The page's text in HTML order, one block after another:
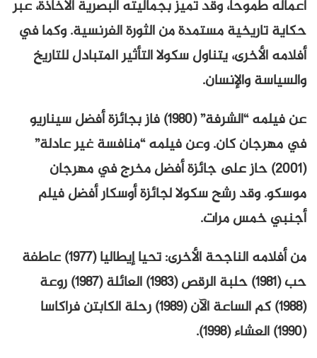
أعماله طموحاً، وقد تميّز بجماليته البصرية الأخاذة، عبر
حكاية تاريخية مستمدة من الثورة الفرنسية. وكما في
أفلامه الأخرى، يتناول سكولا التأثير المتبادل للتاريخ
والسياسة والإنسان.
عن فيلمه “الشرفة” (1980) فاز بجائزة أفضل سيناريو
في مهرجان كان. وعن فيلمه “منافسة غير عادلة”
(2001) حاز على جائزة أفضل مخرج في مهرجان
موسكو. وقد رشح سكولا لجائزة أوسكار أفضل فيلم
أجنبي خمس مرات.
من أفلامه الناجحة الأخرى: تحيا إيطاليا (1977) عاطفة
حب (1981) حلبة الرقص (1983) العائلة (1987) روعة
(1988) كم الساعة الآن (1989) رحلة الكابتن فراكاسا
(1990) العشاء (1998).